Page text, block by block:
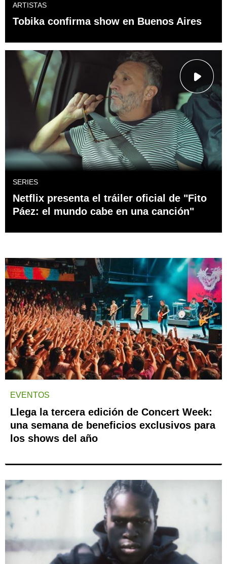
ARTISTAS
Tobika confirma show en Buenos Aires
SERIES
Netflix presenta el tráiler oficial de "Fito
Páez: el mundo cabe en una canción"
EVENTOS
Llega la tercera edición de Concert Week:
una semana de beneficios exclusivos para
los shows del año